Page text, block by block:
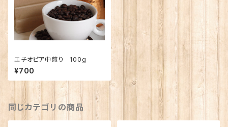
エチオピア中煎り 100g
¥700
同じカテゴリの商品